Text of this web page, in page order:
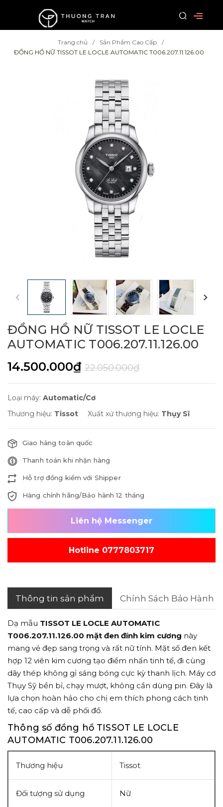
Trang chủ
Sản Phẩm Cao Cấp
ĐỒNG HỒ NỮ TISSOT LE LOCLE AUTOMATIC T006.207.11.126.00
ĐỒNG HỒ NỮ TISSOT LE LOCLE
AUTOMATIC T006.207.11.126.00
14.500.000₫ 22.050.000₫
Loại máy: Automatic/Cơ
Thương hiệu: Tissot Xuất xứ thương hiệu: Thụy Sĩ
Giao hàng toàn quốc
Thanh toán khi nhận hàng
Hỗ trợ đồng kiểm với Shipper
Hàng chính hãng/Bảo hành 12 tháng
Liên hệ Messenger
Hotline 0777803717
Thông tin sản phẩm Chính Sách Bảo Hành
Dạ mẫu TISSOT LE LOCLE AUTOMATIC
T006.207.11.126.00 mặt đen đính kim cương này
mang vẻ đẹp sang trọng và rất nữ tính. Mặt số đen kết
hợp 12 viên kim cương tạo điểm nhấn tinh tế, đi cùng
dây thép không gỉ sáng bóng cực kỳ thanh lịch. Máy cơ
Thụy Sỹ bền bỉ, chạy mượt, không cần dùng pin. Đây là
lựa chọn hoàn hảo cho chị em thích phong cách tinh
tế, cao cấp và dễ phối đồ.
Thông số đồng hồ TISSOT LE LOCLE
AUTOMATIC T006.207.11.126.00
Thương hiệu Tissot
Đối tượng sử dụng Nữ